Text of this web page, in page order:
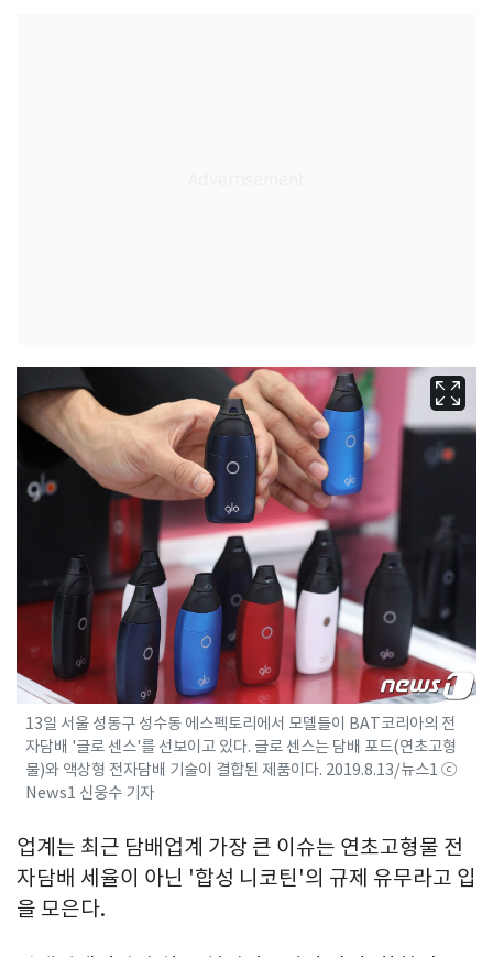
13일 서울 성동구 성수동 에스펙토리에서 모델들이 BAT코리아의 전
자담배 '글로 센스'를 선보이고 있다. 글로 센스는 담배 포드(연초고형
물)와 액상형 전자담배 기술이 결합된 제품이다. 2019.8.13/뉴스1 ⓒ
News1 신웅수 기자
업계는 최근 담배업계 가장 큰 이슈는 연초고형물 전
자담배 세율이 아닌 '합성 니코틴'의 규제 유무라고 입
을 모은다.